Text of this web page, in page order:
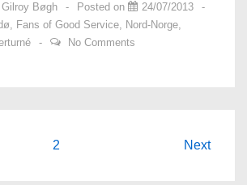
Bøgh Posted on
24/07/2013
, Fans of Good Service, Nord-Norge,
No Comments
2 Next